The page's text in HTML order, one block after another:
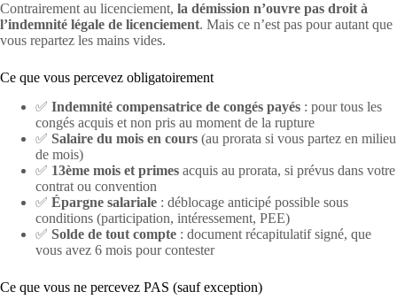
Contrairement au licenciement, la démission n’ouvre pas droit à
l’indemnité légale de licenciement. Mais ce n’est pas pour autant que
vous repartez les mains vides.
Ce que vous percevez obligatoirement
✅ Indemnité compensatrice de congés payés : pour tous les
congés acquis et non pris au moment de la rupture
✅ Salaire du mois en cours (au prorata si vous partez en milieu
de mois)
✅ 13ème mois et primes acquis au prorata, si prévus dans votre
contrat ou convention
✅ Épargne salariale : déblocage anticipé possible sous
conditions (participation, intéressement, PEE)
✅ Solde de tout compte : document récapitulatif signé, que
vous avez 6 mois pour contester
Ce que vous ne percevez PAS (sauf exception)